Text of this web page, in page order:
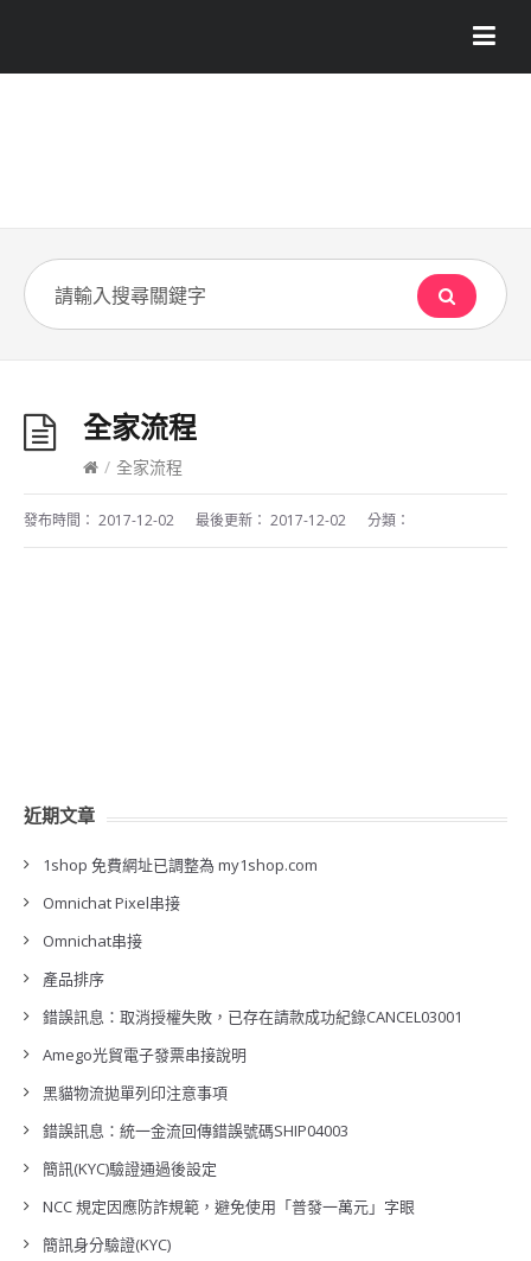
全家流程
/ 全家流程
發布時間： 2017-12-02 最後更新： 2017-12-02 分類：
近期文章
1shop 免費網址已調整為 my1shop.com
Omnichat Pixel串接
Omnichat串接
產品排序
錯誤訊息：取消授權失敗，已存在請款成功紀錄CANCEL03001
Amego光貿電子發票串接說明
黑貓物流拋單列印注意事項
錯誤訊息：統一金流回傳錯誤號碼SHIP04003
簡訊(KYC)驗證通過後設定
NCC 規定因應防詐規範，避免使用「普發一萬元」字眼
簡訊身分驗證(KYC)